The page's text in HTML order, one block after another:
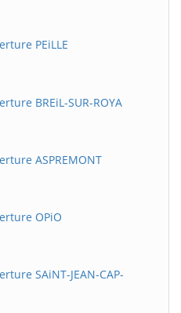
PEiLLE
BREiL-SUR-ROYA
ASPREMONT
OPiO
SAiNT-JEAN-CAP-